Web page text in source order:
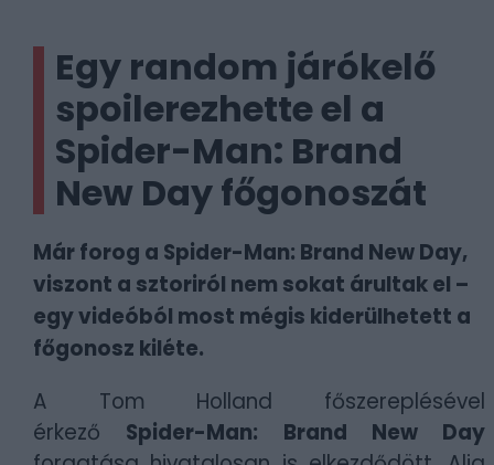
Egy random járókelő
spoilerezhette el a
Spider-Man: Brand
New Day főgonoszát
Már forog a Spider-Man: Brand New Day,
viszont a sztoriról nem sokat árultak el –
egy videóból most mégis kiderülhetett a
főgonosz kiléte.
A Tom Holland főszereplésével
érkező Spider-Man: Brand New Day